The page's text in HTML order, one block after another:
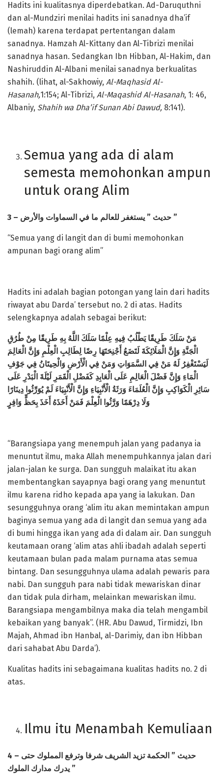
Hadits ini kualitasnya diperdebatkan. Ad-Daruquthni
dan al-Mundziri menilai hadits ini sanadnya dha’if
(lemah) karena terdapat pertentangan dalam
sanadnya. Hamzah Al-Kittany dan Al-Tibrizi menilai
sanadnya hasan. Sedangkan Ibn Hibban, Al-Hakim, dan
Nashiruddin Al-Albani menilai sanadnya berkualitas
shahih. (lihat, al-Sakhowiy, Al-Maqhasid Al-
Hasanah,1:154; Al-Tibrizi, Al-Maqashid Al-Hasanah, 1: 46,
Albaniy, Shahih wa Dha’if Sunan Abi Dawud, 8:141).
Semua yang ada di alam
semesta memohonkan ampun
untuk orang Alim
3 – حديث ” يستغفر للعالم ما في السماوات والأرض ”
“Semua yang di langit dan di bumi memohonkan
ampunan bagi orang alim”
Hadits ini adalah bagian potongan yang lain dari hadits
riwayat abu Darda’ tersebut no. 2 di atas. Hadits
selengkapnya adalah sebagai berikut:
مَنْ سَلَكَ طَرِيقًا يَطْلُبُ فِيهِ عِلْمًا سَلَكَ اللَّهُ بِهِ طَرِيقًا مِنْ طُرُقِ
الْجَنَّةِ وَإِنَّ الْمَلَائِكَةَ لَتَضَعُ أَجْنِحَتَهَا رِضًا لِطَالِبِ الْعِلْمِ وَإِنَّ الْعَالِمَ
لَيَسْتَغْفِرُ لَهُ مَنْ فِي السَّمَوَاتِ وَمَنْ فِي الْأَرْضِ وَالْحِيتَانُ فِي جَوْفِ
الْمَاءِ وَإِنَّ فَضْلَ الْعَالِمِ عَلَى الْعَابِدِ كَفَضْلِ الْقَمَرِ لَيْلَةَ الْبَدْرِ عَلَى
سَائِرِ الْكَوَاكِبِ وَإِنَّ الْعُلَمَاءَ وَرَثَةُ الْأَنْبِيَاءِ وَإِنَّ الْأَنْبِيَاءَ لَمْ يُوَرِّثُوا دِينَارًا
وَلَا دِرْهَمًا وَرَّثُوا الْعِلْمَ فَمَنْ أَخَذَهُ أَخَذَ بِحَظٍّ وَافِرٍ
“Barangsiapa yang menempuh jalan yang padanya ia
menuntut ilmu, maka Allah menempuhkannya jalan dari
jalan-jalan ke surga. Dan sungguh malaikat itu akan
membentangkan sayapnya bagi orang yang menuntut
ilmu karena ridho kepada apa yang ia lakukan. Dan
sesungguhnya orang ‘alim itu akan memintakan ampun
baginya semua yang ada di langit dan semua yang ada
di bumi hingga ikan yang ada di dalam air. Dan sungguh
keutamaan orang ‘alim atas ahli ibadah adalah seperti
keutamaan bulan pada malam purnama atas semua
bintang. Dan sesungguhnya ulama adalah pewaris para
nabi. Dan sungguh para nabi tidak mewariskan dinar
dan tidak pula dirham, melainkan mewariskan ilmu.
Barangsiapa mengambilnya maka dia telah mengambil
kebaikan yang banyak”. (HR. Abu Dawud, Tirmidzi, Ibn
Majah, Ahmad ibn Hanbal, al-Darimiy, dan ibn Hibban
dari sahabat Abu Darda’).
Kualitas hadits ini sebagaimana kualitas hadits no. 2 di
atas.
Ilmu itu Menambah Kemuliaan
4 – حديث ” الحكمة تزيد الشريف شرفا وترفع المملوك حتى
يدرك مدارك الملوك ”